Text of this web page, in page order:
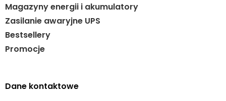
Magazyny energii i akumulatory
Zasilanie awaryjne UPS
Bestsellery
Promocje
Dane kontaktowe